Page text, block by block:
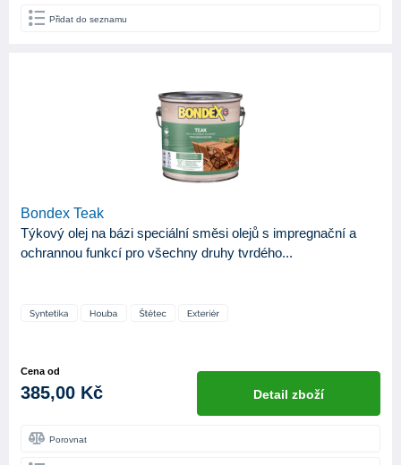
Přidat do seznamu
Bondex Teak
Týkový olej na bázi speciální směsi olejů s impregnační a
ochrannou funkcí pro všechny druhy tvrdého...
Cena od
385,00 Kč Detail zboží
Porovnat